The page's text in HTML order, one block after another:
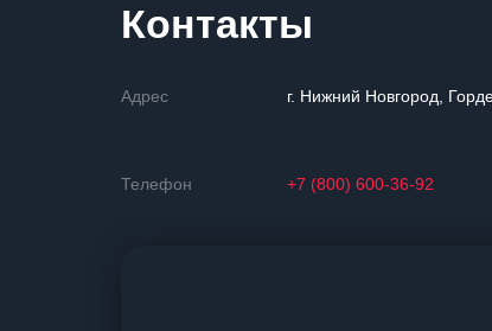
Контакты
Адрес г. Нижний Новгород,
Телефон +7 (800) 600-36-92